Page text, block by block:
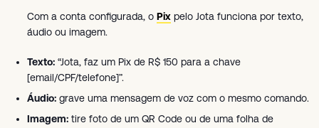
Com a conta configurada, o Pix pelo Jota funciona por texto,
áudio ou imagem.
Texto: “Jota, faz um Pix de R$ 150 para a chave
[email/CPF/telefone]”.
Áudio: grave uma mensagem de voz com o mesmo comando.
Imagem: tire foto de um QR Code ou de uma folha de